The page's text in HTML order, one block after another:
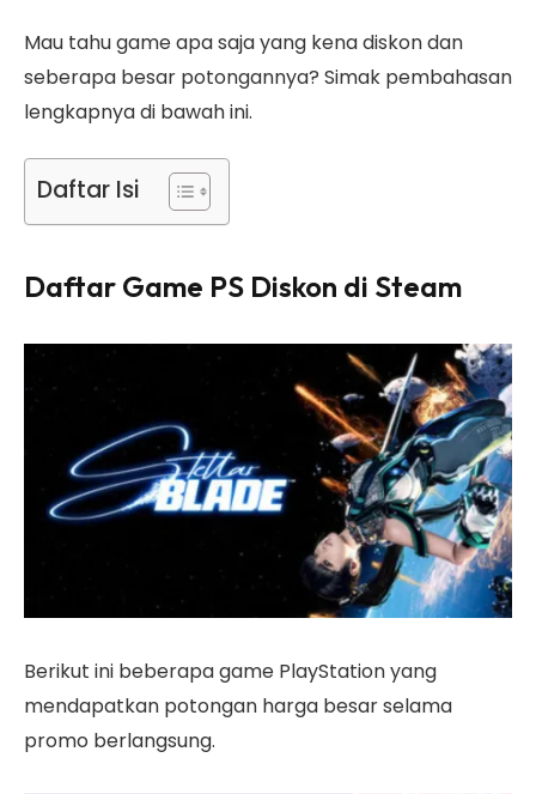
Mau tahu game apa saja yang kena diskon dan
seberapa besar potongannya? Simak pembahasan
lengkapnya di bawah ini.
Daftar Isi
Daftar Game PS Diskon di Steam
Berikut ini beberapa game PlayStation yang
mendapatkan potongan harga besar selama
promo berlangsung.